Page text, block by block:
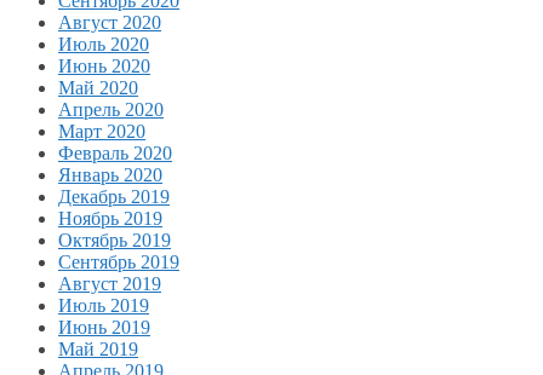
Август 2020
Июль 2020
Июнь 2020
Май 2020
Апрель 2020
Март 2020
Февраль 2020
Январь 2020
Декабрь 2019
Ноябрь 2019
Октябрь 2019
Сентябрь 2019
Август 2019
Июль 2019
Июнь 2019
Май 2019
Апрель 2019